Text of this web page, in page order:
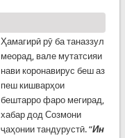
Ҳамагирӣ рӯ ба таназзул
меорад, вале мутатсияи
нави коронавирус беш аз
пеш кишварҳои
бештарро фаро мегирад,
хабар дод Созмони
ҷаҳонии тандурустӣ. “Ин